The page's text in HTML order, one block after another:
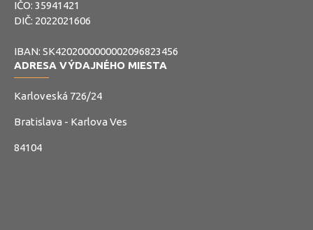
IČO: 35941421
DIČ: 2022021606
IBAN: SK4202000000002096823456
ADRESA VÝDAJNÉHO MIESTA
Karloveská 726/24
Bratislava - Karlova Ves
84104